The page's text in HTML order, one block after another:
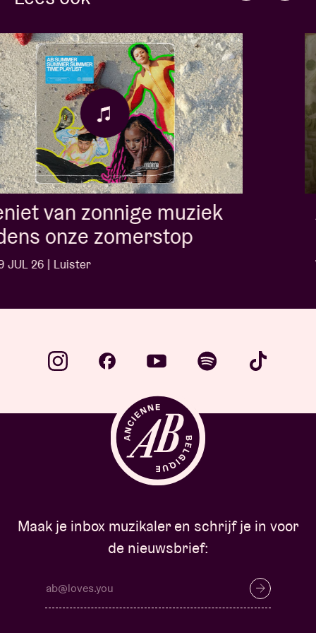
Album of the week: 'Neon
Summer Skin' - Bedouine
WO 17 JUN 26 | Luister
Maak je inbox muzikaler en schrijf je in voor
de nieuwsbrief: